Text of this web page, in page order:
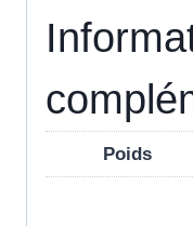
Poids